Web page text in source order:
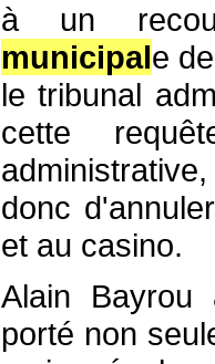
à un
municipale
le tribunal
cette
donc
et au casino.
Alain
porté non